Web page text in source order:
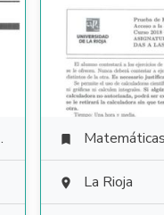
 Matemáticas
 La Rioja